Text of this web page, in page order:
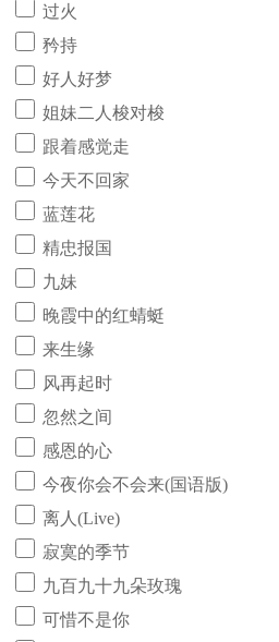
过火
矜持
好人好梦
姐妹二人梭对梭
跟着感觉走
今天不回家
蓝莲花
精忠报国
九妹
晚霞中的红蜻蜓
来生缘
风再起时
忽然之间
感恩的心
今夜你会不会来(国语版)
离人(Live)
寂寞的季节
九百九十九朵玫瑰
可惜不是你